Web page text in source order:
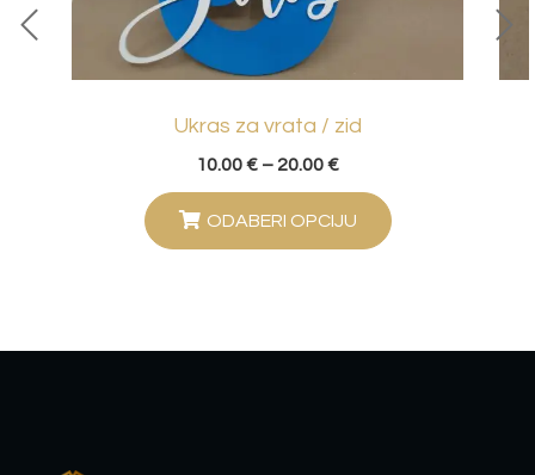
Ukras za vrata / zid
10.00€ – 20.00€
ODABERI OPCIJU